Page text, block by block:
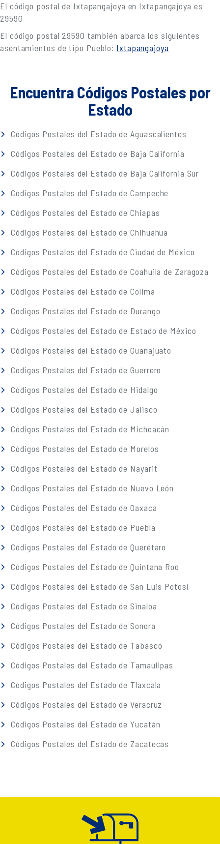
El código postal de Ixtapangajoya en Ixtapangajoya es
29590
El código postal 29590 también abarca los siguientes
asentamientos de tipo Pueblo: Ixtapangajoya
Encuentra Códigos Postales por
Estado
Códigos Postales del Estado de Aguascalientes
Códigos Postales del Estado de Baja California
Códigos Postales del Estado de Baja California Sur
Códigos Postales del Estado de Campeche
Códigos Postales del Estado de Chiapas
Códigos Postales del Estado de Chihuahua
Códigos Postales del Estado de Ciudad de México
Códigos Postales del Estado de Coahuila de Zaragoza
Códigos Postales del Estado de Colima
Códigos Postales del Estado de Durango
Códigos Postales del Estado de Estado de México
Códigos Postales del Estado de Guanajuato
Códigos Postales del Estado de Guerrero
Códigos Postales del Estado de Hidalgo
Códigos Postales del Estado de Jalisco
Códigos Postales del Estado de Michoacán
Códigos Postales del Estado de Morelos
Códigos Postales del Estado de Nayarit
Códigos Postales del Estado de Nuevo León
Códigos Postales del Estado de Oaxaca
Códigos Postales del Estado de Puebla
Códigos Postales del Estado de Querétaro
Códigos Postales del Estado de Quintana Roo
Códigos Postales del Estado de San Luis Potosí
Códigos Postales del Estado de Sinaloa
Códigos Postales del Estado de Sonora
Códigos Postales del Estado de Tabasco
Códigos Postales del Estado de Tamaulipas
Códigos Postales del Estado de Tlaxcala
Códigos Postales del Estado de Veracruz
Códigos Postales del Estado de Yucatán
Códigos Postales del Estado de Zacatecas